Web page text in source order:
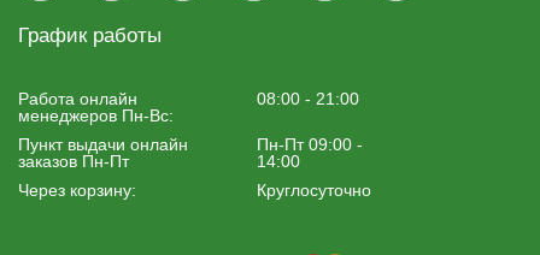
График работы
Работа онлайн
менеджеров Пн-Вс:
08:00 - 21:00
Пункт выдачи онлайн
заказов Пн-Пт
Пн-Пт 09:00 -
14:00
Через корзину:
Круглосуточно